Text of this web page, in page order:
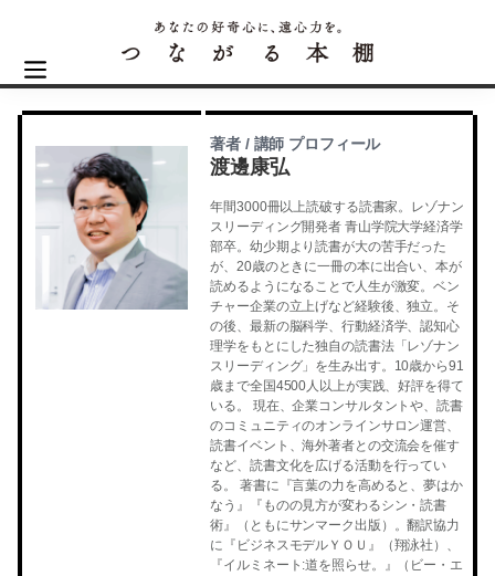
著者 / 講師 プロフィール
渡邊康弘
年間3000冊以上読破する読書家。レゾナン
スリーディング開発者 青山学院大学経済学
部卒。幼少期より読書が大の苦手だった
が、20歳のときに一冊の本に出合い、本が
読めるようになることで人生が激変。ベン
チャー企業の立上げなど経験後、独立。そ
の後、最新の脳科学、行動経済学、認知心
理学をもとにした独自の読書法「レゾナン
スリーディング」を生み出す。10歳から91
歳まで全国4500人以上が実践、好評を得て
いる。 現在、企業コンサルタントや、読書
のコミュニティのオンラインサロン運営、
読書イベント、海外著者との交流会を催す
など、読書文化を広げる活動を行ってい
る。 著書に『言葉の力を高めると、夢はか
なう』『ものの見方が変わるシン・読書
術』（ともにサンマーク出版）。翻訳協力
に『ビジネスモデルＹＯＵ』（翔泳社）、
『イルミネート:道を照らせ。』（ビー・エ